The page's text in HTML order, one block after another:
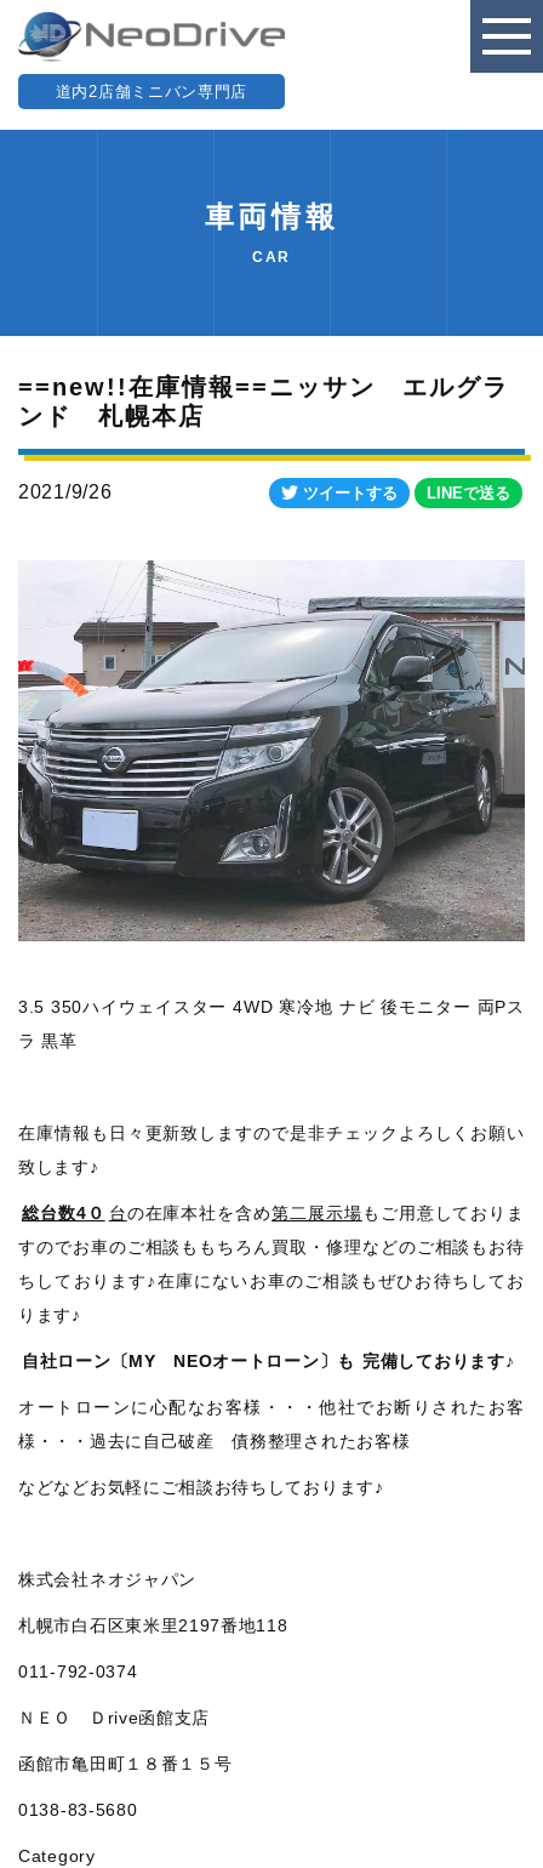
道内2店舗ミニバン専門店
車両情報
CAR
==new!!在庫情報==ニッサン エルグラ
ンド 札幌本店
2021/9/26 ツイートする LINEで送る
3.5 350ハイウェイスター 4WD 寒冷地 ナビ 後モニター 両Pス
ラ 黒革
在庫情報も日々更新致しますので是非チェックよろしくお願い
致します♪
総台数4０ 台の在庫本社を含め第二展示場もご用意しておりま
すのでお車のご相談ももちろん買取・修理などのご相談もお待
ちしております♪在庫にないお車のご相談もぜひお待ちしてお
ります♪
自社ローン〔MY NEOオートローン〕も 完備しております♪
オートローンに心配なお客様・・・他社でお断りされたお客
様・・・過去に自己破産 債務整理されたお客様
などなどお気軽にご相談お待ちしております♪
株式会社ネオジャパン
札幌市白石区東米里2197番地118
011‐792‐0374
ＮＥＯ Ｄrive函館支店
函館市亀田町１８番１５号
0138-83-5680
Category